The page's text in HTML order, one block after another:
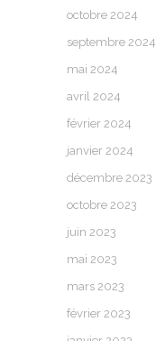
octobre 2024
septembre 2024
mai 2024
avril 2024
février 2024
janvier 2024
décembre 2023
octobre 2023
juin 2023
mai 2023
mars 2023
février 2023